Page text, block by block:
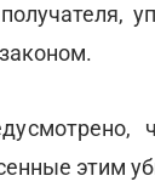
этим